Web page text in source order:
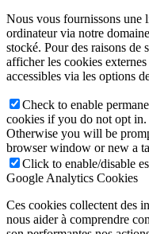
Nous vous fournissons une
ordinateur via notre
stocké. Pour des raisons de
afficher les cookies
accessibles via les options
Check to enable
cookies if you do not opt in.
Otherwise you will be
browser window or new a
Click to enable/disable
Google Analytics Cookies
Ces cookies collectent des
nous aider à comprendre